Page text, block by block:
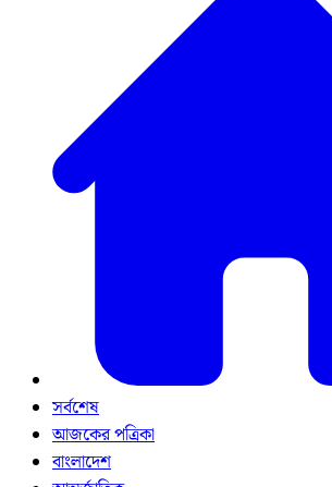
সর্বশেষ
আজকের পত্রিকা
বাংলাদেশ